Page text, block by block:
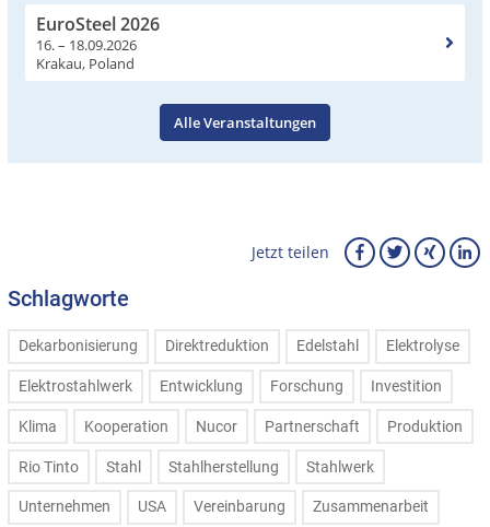
EuroSteel 2026
16. – 18.09.2026
Krakau, Poland
Alle Veranstaltungen
Jetzt teilen
Schlagworte
Dekarbonisierung Direktreduktion Edelstahl Elektrolyse
Elektrostahlwerk Entwicklung Forschung Investition
Klima Kooperation Nucor Partnerschaft Produktion
Rio Tinto Stahl Stahlherstellung Stahlwerk
Unternehmen USA Vereinbarung Zusammenarbeit